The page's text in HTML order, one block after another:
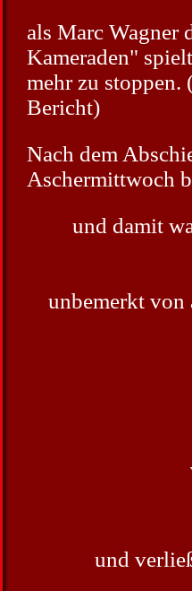
als Marc Wagner
Kameraden"
mehr zu
Bericht)
Nach dem
Aschermittwoch
und damit
unbemerkt von
und